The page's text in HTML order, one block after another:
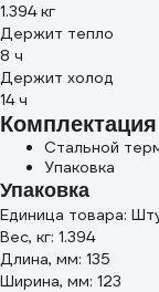
1.394 кг
Держит тепло
8 ч
Держит холод
14 ч
Комплектация
Стальной
Упаковка
Упаковка
Единица товара:
Вес, кг: 1.394
Длина, мм: 135
Ширина, мм: 123